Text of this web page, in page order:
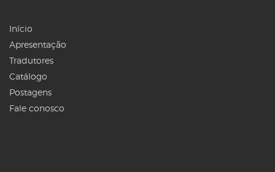
Início
Apresentação
Tradutores
Catálogo
Postagens
Fale conosco